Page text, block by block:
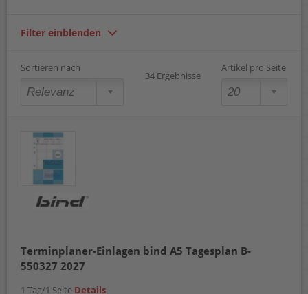
Filter einblenden
Sortieren nach
34 Ergebnisse
Artikel pro Seite
Terminplaner-Einlagen bind A5 Tagesplan B-
550327 2027
1 Tag/1 Seite Details